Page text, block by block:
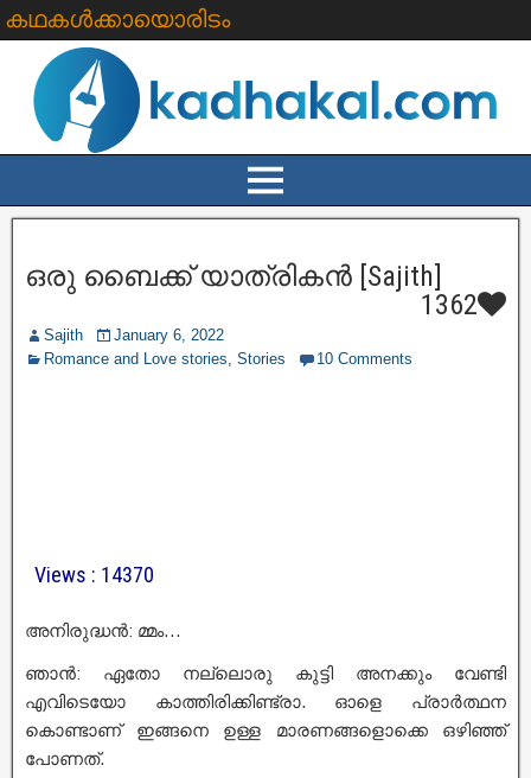
കഥകൾക്കായൊരിടം
ഒരു ബൈക്ക് യാത്രികൻ [Sajith]
1362
Sajith
January 6, 2022
Romance and Love stories, Stories 10 Comments
Views : 14370
അനിരുദ്ധൻ: മ്മം…
ഞാൻ: ഏതോ നല്ലൊരു കുട്ടി അനക്കും വേണ്ടി
എവിടെയോ കാത്തിരിക്കിണ്ട്രാ. ഓളെ പ്രാർത്ഥന
കൊണ്ടാണ് ഇങ്ങനെ ഉള്ള മാരണങ്ങളൊക്കെ ഒഴിഞ്ഞ്
പോണത്.